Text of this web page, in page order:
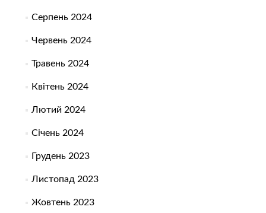
Серпень 2024
Червень 2024
Травень 2024
Квітень 2024
Лютий 2024
Січень 2024
Грудень 2023
Листопад 2023
Жовтень 2023